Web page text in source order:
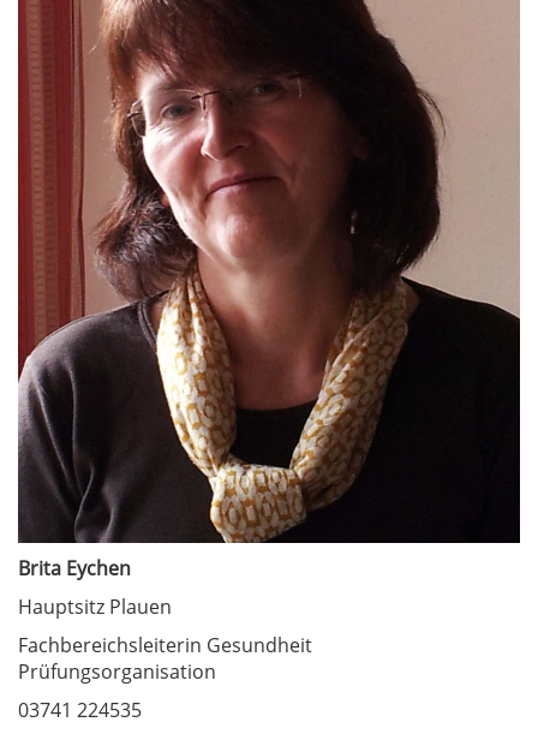
Brita Eychen
Hauptsitz Plauen
Fachbereichsleiterin Gesundheit
Prüfungsorganisation
03741 224535